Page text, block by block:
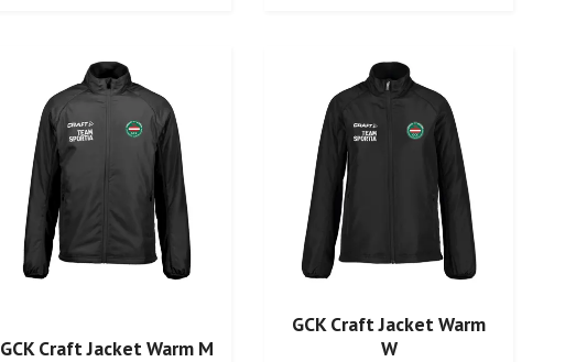
GCK Craft Jacket Warm M
GCK Craft Jacket Warm
W